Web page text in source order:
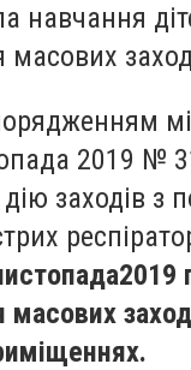
навчання
масових
2019 №
заходів з
2019